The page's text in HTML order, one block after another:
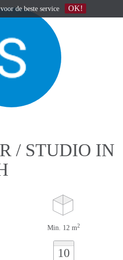
/ STUDIO IN
Min. 12 m2
10
de beste service OK!